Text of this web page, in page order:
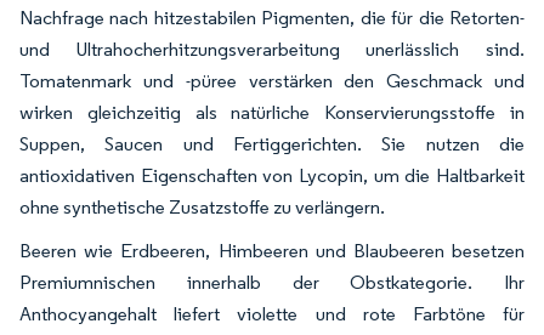
Nachfrage nach hitzestabilen Pigmenten, die für die Retorten-
und Ultrahocherhitzungsverarbeitung unerlässlich sind.
Tomatenmark und -püree verstärken den Geschmack und
wirken gleichzeitig als natürliche Konservierungsstoffe in
Suppen, Saucen und Fertiggerichten. Sie nutzen die
antioxidativen Eigenschaften von Lycopin, um die Haltbarkeit
ohne synthetische Zusatzstoffe zu verlängern.
Beeren wie Erdbeeren, Himbeeren und Blaubeeren besetzen
Premiumnischen innerhalb der Obstkategorie. Ihr
Anthocyangehalt liefert violette und rote Farbtöne für